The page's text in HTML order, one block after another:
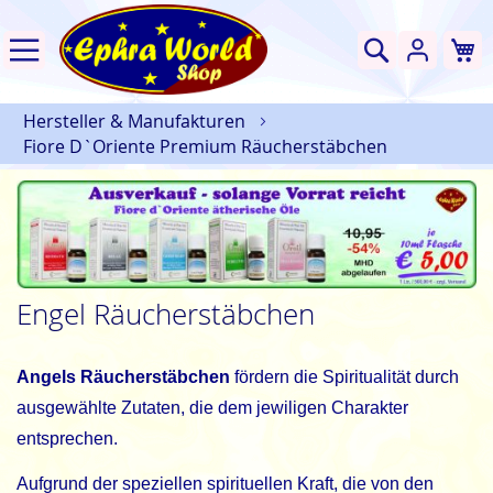
Suche
Hersteller & Manufakturen
Fiore D`Oriente Premium Räucherstäbchen
Engel Räucherstäbchen
Angels Räucherstäbchen fördern die Spiritualität durch
ausgewählte Zutaten, die dem jewiligen Charakter
entsprechen.
Aufgrund der speziellen spirituellen Kraft, die von den